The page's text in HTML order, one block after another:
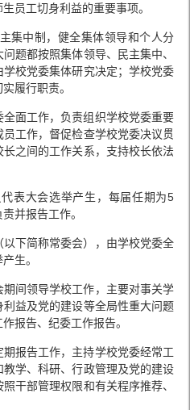
员工切身利益的重要事项。
集中制，健全集体领导和个人分
题都按照集体领导、民主集中、
校党委集体研究决定；学校党委
履行职责。
面工作，负责组织学校党委重要
工作，督促检查学校党委决议贯
之间的工作关系，支持校长依法
表大会选举产生，每届任期为5
并报告工作。
下简称常委会），由学校党委全
生。
间领导学校工作，主要对事关学
益及党的建设等全局性重大问题
报告、纪委工作报告。
报告工作，主持学校党委经常工
学、科研、行政管理及党的建设
干部管理权限和有关程序推荐、